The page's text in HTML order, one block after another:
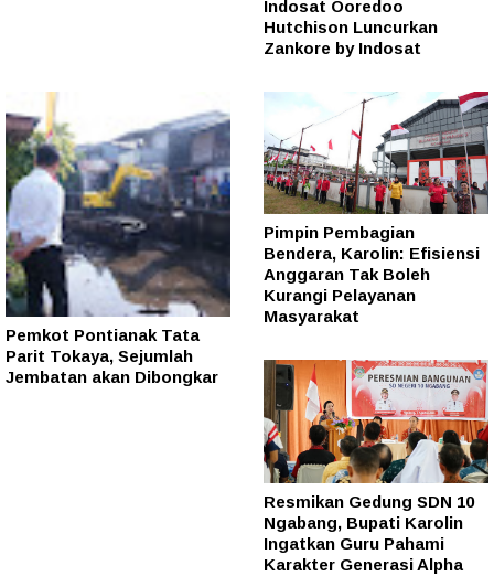
Indosat Ooredoo
Hutchison Luncurkan
Zankore by Indosat
Pemkot Pontianak Tata
Parit Tokaya, Sejumlah
Jembatan akan Dibongkar
Pimpin Pembagian
Bendera, Karolin: Efisiensi
Anggaran Tak Boleh
Kurangi Pelayanan
Masyarakat
Resmikan Gedung SDN 10
Ngabang, Bupati Karolin
Ingatkan Guru Pahami
Karakter Generasi Alpha